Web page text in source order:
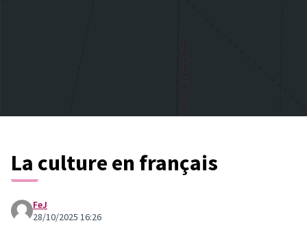
La culture en français
FeJ
28/10/2025 16:26